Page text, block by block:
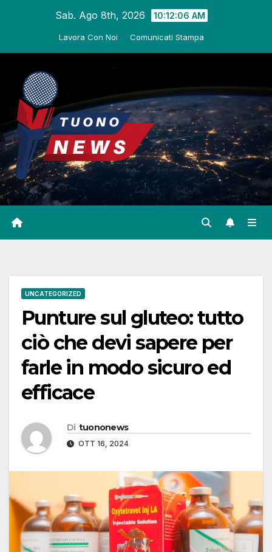
Sab. Ago 8th, 2026 10:12:07 AM
Lavora Con Noi Comunicati Stampa
UNCATEGORIZED
Punture sul gluteo: tutto
ciò che devi sapere per
farle in modo sicuro ed
efficace
Di tuononews
OTT 16, 2024